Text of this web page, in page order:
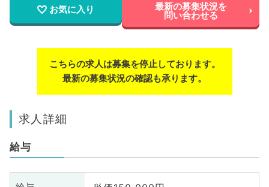
お気に入り 最新の募集状況を
問い合わせる
こちらの求人は募集を停止しております。
最新の募集状況の確認も承ります。
求人詳細
給与